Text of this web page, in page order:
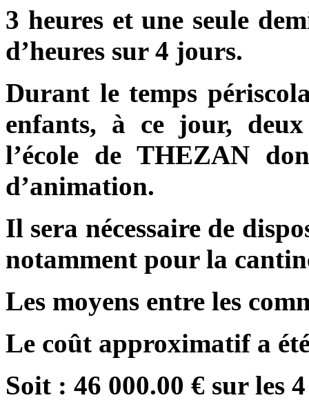
3 heures et une seule
d’heures sur 4 jours.
Durant le temps
enfants, à ce jour,
l’école de THEZAN
d’animation.
Il sera nécessaire de
notamment pour la
Les moyens entre les
Le coût approximatif a
Soit : 46 000.00 € sur les